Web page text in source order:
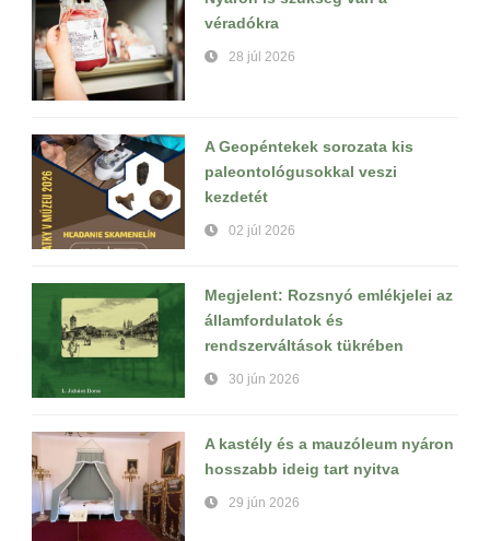
véradókra
28 júl 2026
A Geopéntekek sorozata kis
paleontológusokkal veszi
kezdetét
02 júl 2026
Megjelent: Rozsnyó emlékjelei az
államfordulatok és
rendszerváltások tükrében
30 jún 2026
A kastély és a mauzóleum nyáron
hosszabb ideig tart nyitva
29 jún 2026